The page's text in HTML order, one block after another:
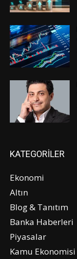
KATEGORİLER
Ekonomi
Altın
Blog & Tanıtım
Banka Haberleri
Piyasalar
Kamu Ekonomisi